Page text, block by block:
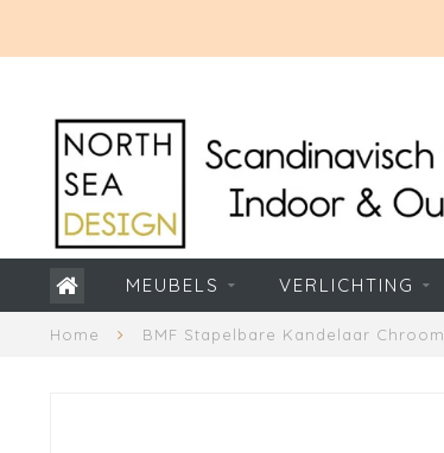
MEUBELS VERLICHTING
Home BMF Stapelbare Kandelaar Chroom